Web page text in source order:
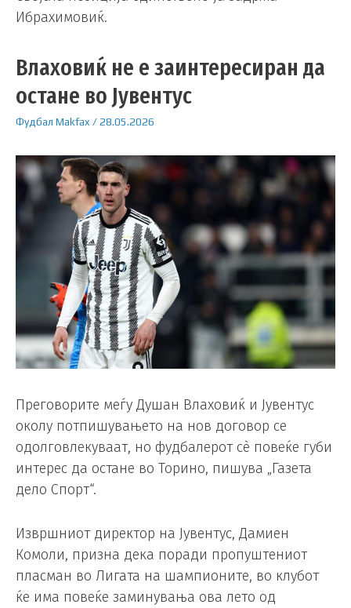
Ибрахимовиќ.
Влаховиќ не е заинтересиран да
остане во Јувентус
Фудбал Makfax/28.05.2026
Преговорите меѓу Душан Влаховиќ и Јувентус
околу потпишувањето на нов договор се
одолговлекуваат, но фудбалерот сè повеќе губи
интерес да остане во Торино, пишува „Газета
дело Спорт“.
Извршниот директор на Јувентус, Дамиен
Комоли, призна дека поради пропуштениот
пласман во Лигата на шампионите, во клубот
ќе има повеќе заминувања ова лето од